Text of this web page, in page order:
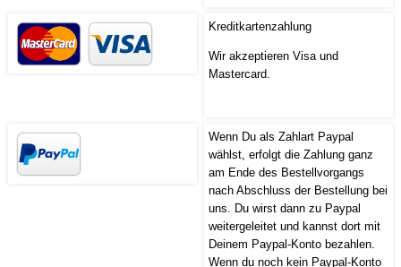
Kreditkartenzahlung
Wir akzeptieren Visa und
Mastercard.
Wenn Du als Zahlart Paypal
wählst, erfolgt die Zahlung ganz
am Ende des Bestellvorgangs
nach Abschluss der Bestellung bei
uns. Du wirst dann zu Paypal
weitergeleitet und kannst dort mit
Deinem Paypal-Konto bezahlen.
Wenn du noch kein Paypal-Konto